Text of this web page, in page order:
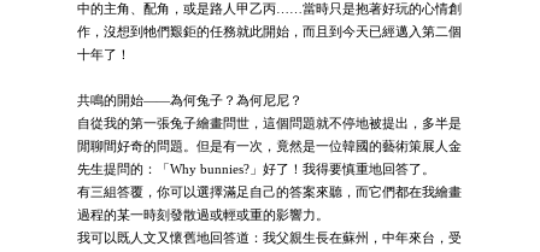
中的主角、配角，或是路人甲乙丙……當時只是抱著好玩的心情創
作，沒想到牠們艱鉅的任務就此開始，而且到今天已經邁入第二個
十年了！
共鳴的開始——為何兔子？為何尼尼？
自從我的第一張兔子繪畫問世，這個問題就不停地被提出，多半是
閒聊間好奇的問題。但是有一次，竟然是一位韓國的藝術策展人金
先生提問的：「Why bunnies?」好了！我得要慎重地回答了。
有三組答覆，你可以選擇滿足自己的答案來聽，而它們都在我繪畫
過程的某一時刻發散過或輕或重的影響力。
我可以既人文又懷舊地回答道：我父親生長在蘇州，中年來台，受